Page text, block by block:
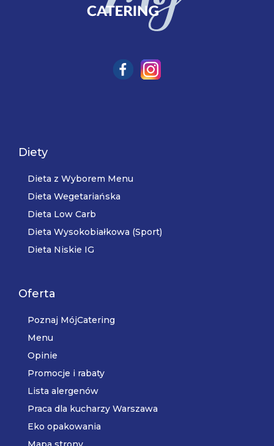
Diety
Dieta z Wyborem Menu
Dieta Wegetariańska
Dieta Low Carb
Dieta Wysokobiałkowa (Sport)
Dieta Niskie IG
Oferta
Poznaj MójCatering
Menu
Opinie
Promocje i rabaty
Lista alergenów
Praca dla kucharzy Warszawa
Eko opakowania